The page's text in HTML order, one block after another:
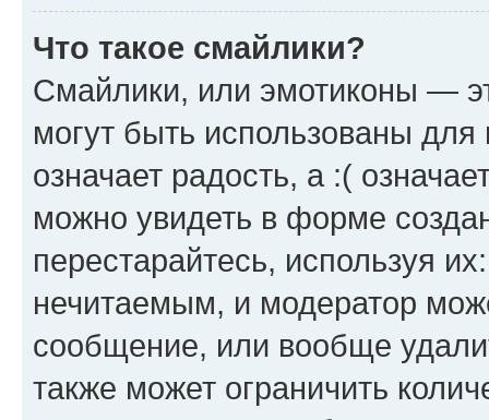
Что такое смайлики?
Смайлики, или эмотиконы —
могут быть использованы
означает радость, а :(
можно увидеть в форме
перестарайтесь, используя
нечитаемым, и модератор
сообщение, или вообще
также может ограничить